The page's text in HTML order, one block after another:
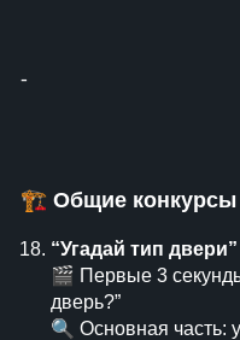
⁃
🏗 Общие конкурсы
“Угадай тип двери”
🎬 Первые 3
дверь?”
🔍 Основная часть: